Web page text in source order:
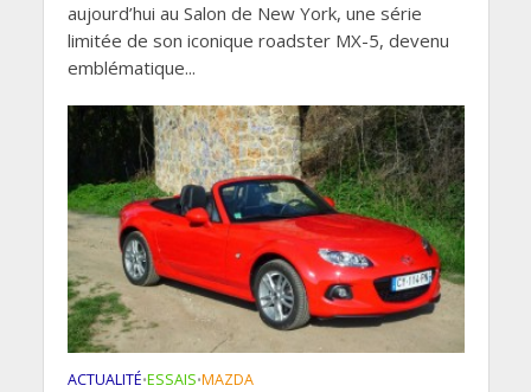
aujourd’hui au Salon de New York, une série
limitée de son iconique roadster MX-5, devenu
emblématique...
ACTUALITÉ•ESSAIS•MAZDA